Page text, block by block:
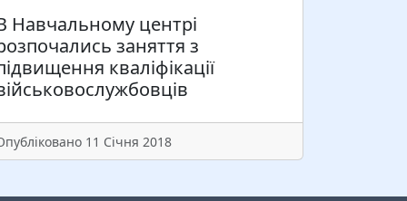
Навчальному центрі
заняття з
кваліфікації
11 Січня 2018